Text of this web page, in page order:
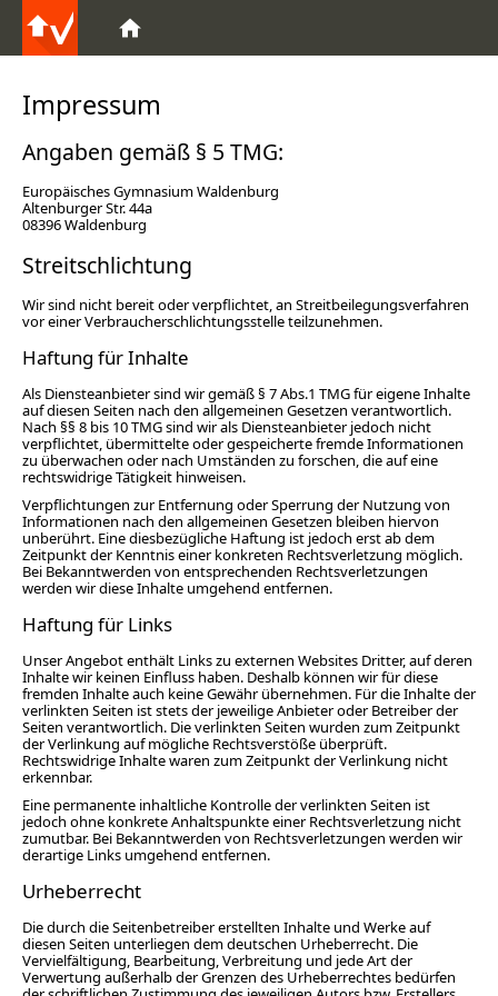
Impressum
Angaben gemäß § 5 TMG:
Europäisches Gymnasium Waldenburg
Altenburger Str. 44a
08396 Waldenburg
Streitschlichtung
Wir sind nicht bereit oder verpflichtet, an Streitbeilegungsverfahren
vor einer Verbraucherschlichtungsstelle teilzunehmen.
Haftung für Inhalte
Als Diensteanbieter sind wir gemäß § 7 Abs.1 TMG für eigene Inhalte
auf diesen Seiten nach den allgemeinen Gesetzen verantwortlich.
Nach §§ 8 bis 10 TMG sind wir als Diensteanbieter jedoch nicht
verpflichtet, übermittelte oder gespeicherte fremde Informationen
zu überwachen oder nach Umständen zu forschen, die auf eine
rechtswidrige Tätigkeit hinweisen.
Verpflichtungen zur Entfernung oder Sperrung der Nutzung von
Informationen nach den allgemeinen Gesetzen bleiben hiervon
unberührt. Eine diesbezügliche Haftung ist jedoch erst ab dem
Zeitpunkt der Kenntnis einer konkreten Rechtsverletzung möglich.
Bei Bekanntwerden von entsprechenden Rechtsverletzungen
werden wir diese Inhalte umgehend entfernen.
Haftung für Links
Unser Angebot enthält Links zu externen Websites Dritter, auf deren
Inhalte wir keinen Einfluss haben. Deshalb können wir für diese
fremden Inhalte auch keine Gewähr übernehmen. Für die Inhalte der
verlinkten Seiten ist stets der jeweilige Anbieter oder Betreiber der
Seiten verantwortlich. Die verlinkten Seiten wurden zum Zeitpunkt
der Verlinkung auf mögliche Rechtsverstöße überprüft.
Rechtswidrige Inhalte waren zum Zeitpunkt der Verlinkung nicht
erkennbar.
Eine permanente inhaltliche Kontrolle der verlinkten Seiten ist
jedoch ohne konkrete Anhaltspunkte einer Rechtsverletzung nicht
zumutbar. Bei Bekanntwerden von Rechtsverletzungen werden wir
derartige Links umgehend entfernen.
Urheberrecht
Die durch die Seitenbetreiber erstellten Inhalte und Werke auf
diesen Seiten unterliegen dem deutschen Urheberrecht. Die
Vervielfältigung, Bearbeitung, Verbreitung und jede Art der
Verwertung außerhalb der Grenzen des Urheberrechtes bedürfen